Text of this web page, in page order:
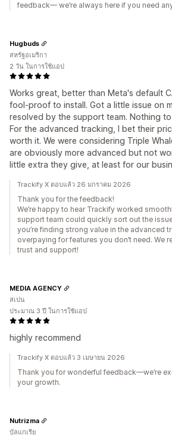
feedback— we’re always here if you need
Works great, better than Meta's default
fool-proof to install. Got a little issue on
resolved by the support team. Nothing
For the advanced tracking, I bet their
worth it. We were considering Triple
are obviously more advanced but not
little extra they give, at least for our
Hugbuds
สหรัฐอเมริกา
2 วัน ในการใช้แอป
Trackify X ตอบแล้ว 26 มกราคม 2026
Thank you for the feedback!
We’re happy to hear Trackify worked
support team could quickly sort out the
you’re finding strong value in the advanced
overpaying for features you don’t need. We
trust and support!
highly recommend
MEDIA AGENCY
สเปน
ประมาณ 3 ปี ในการใช้แอป
Trackify X ตอบแล้ว 3 เมษายน 2026
Thank you for wonderful feedback—we’re
your growth.
Nutrizma
บัลแกเรีย